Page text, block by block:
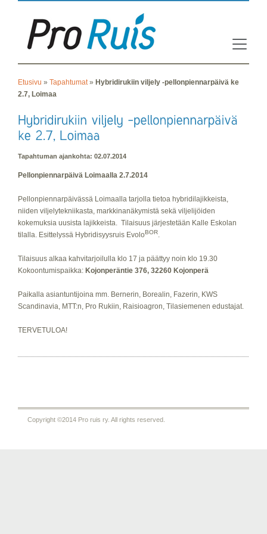
Etusivu » Tapahtumat» Hybridirukiin viljely -pellonpiennarpäivä ke
2.7, Loimaa
Tapahtuman ajankohta: 02.07.2014
Pellonpiennarpäivä Loimaalla 2.7.2014
Pellonpiennarpäivässä Loimaalla tarjolla tietoa hybridilajikkeista,
niiden viljelytekniikasta, markkinanäkymistä sekä viljelijöiden
kokemuksia uusista lajikkeista. Tilaisuus järjestetään Kalle Eskolan
tilalla. Esittelyssä Hybridisyysruis EvoloBOR.
Tilaisuus alkaa kahvitarjoilulla klo 17 ja päättyy noin klo 19.30
Kokoontumispaikka: Kojonperäntie 376, 32260 Kojonperä
Paikalla asiantuntijoina mm. Bernerin, Borealin, Fazerin, KWS
Scandinavia, MTT:n, Pro Rukiin, Raisioagron, Tilasiemenen edustajat.
TERVETULOA!
Copyright ©2014 Pro ruis ry. All rights reserved.